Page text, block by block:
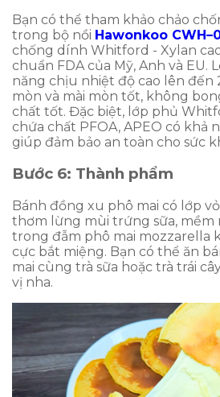
Bạn có thể tham khảo chảo
trong bộ nồi Hawonkoo
chống dính Whitford - Xylan
chuẩn FDA của Mỹ, Anh và EU.
năng chịu nhiệt độ cao lên đến
mòn và mài mòn tốt, không
chất tốt. Đặc biệt, lớp phủ
chứa chất PFOA, APEO có khả
giúp đảm bảo an toàn cho sức
Bước 6: Thành phẩm
Bánh đồng xu phô mai có lớp
thơm lừng mùi trứng sữa, mềm
trong đẫm phô mai mozzarella
cực bắt miệng. Bạn có thể ăn
mai cùng trà sữa hoặc trà trái
vị nha.